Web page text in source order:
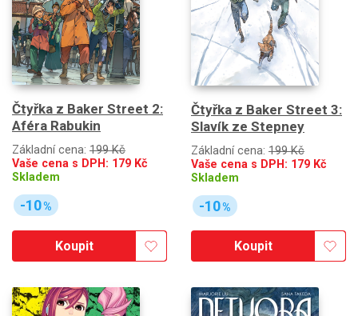
Čtyřka z Baker Street 2:
Aféra Rabukin
Základní cena: 199 Kč
Vaše cena s DPH: 179 Kč
Skladem
-10%
Koupit
Čtyřka z Baker Street 3:
Slavík ze Stepney
Základní cena: 199 Kč
Vaše cena s DPH: 179 Kč
Skladem
-10%
Koupit